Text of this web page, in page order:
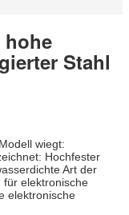
Stahl
wiegt:
Hochfester
Art der
für elektronische
elektronische